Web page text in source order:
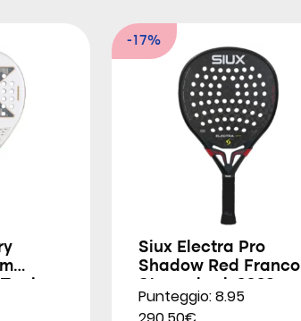
-17%
Siux Electra Pro
Shadow Red Franco
Punteggio: 8.95